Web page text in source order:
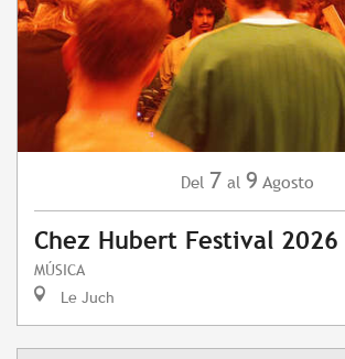
Del 7 al 9 Agosto
Chez Hubert Festival 2026
MÚSICA
Le Juch